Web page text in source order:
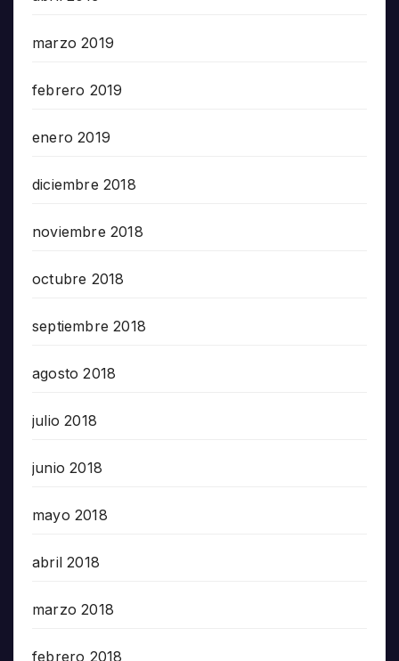
marzo 2019
febrero 2019
enero 2019
diciembre 2018
noviembre 2018
octubre 2018
septiembre 2018
agosto 2018
julio 2018
junio 2018
mayo 2018
abril 2018
marzo 2018
febrero 2018